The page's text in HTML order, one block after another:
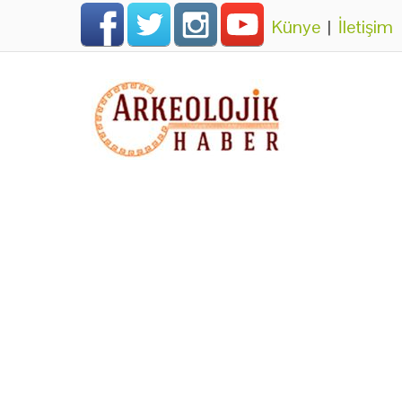
Künye | İletişim